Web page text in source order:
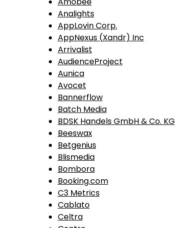
Analights
AppLovin Corp.
AppNexus (Xandr) Inc
Arrivalist
AudienceProject
Aunica
Avocet
Bannerflow
Batch Media
BDSK Handels GmbH & Co. KG
Beeswax
Betgenius
Blismedia
Bombora
Booking.com
C3 Metrics
Cablato
Celtra